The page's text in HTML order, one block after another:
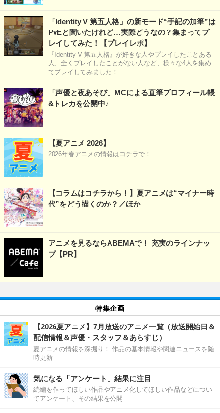
「Identity V 第五人格」の新モード“手記の加筆”は
PvEと聞いたけれど…実際どうなの？集まってプ
レイしてみた！【プレイレポ】
『Identity V 第五人格』が好きな人やプレイしたことある
人、全くプレイしたことがない人など、様々な4人を集め
てプレイしてみました！
「声優と夜あそび」MCによる直筆プロフィール帳
&トレカを公開中♪
【夏アニメ 2026】
2026年春アニメの情報はコチラで！
【コラムはコチラから！】夏アニメは“マイナー時
代”をどう描くのか？／ほか
アニメを見るならABEMAで！ 充実のラインナッ
プ【PR】
特集企画
【2026夏アニメ】7月放送のアニメ一覧（放送開始日＆
配信情報＆声優・スタッフ＆あらすじ）
夏アニメの情報を深掘り！ 作品の基本情報や関連ニュースを随
時更新
気になる「アンケート」結果に注目
続編を作ってほしい作品やアニメ化してほしい作品などについ
てアンケート、その結果を公開